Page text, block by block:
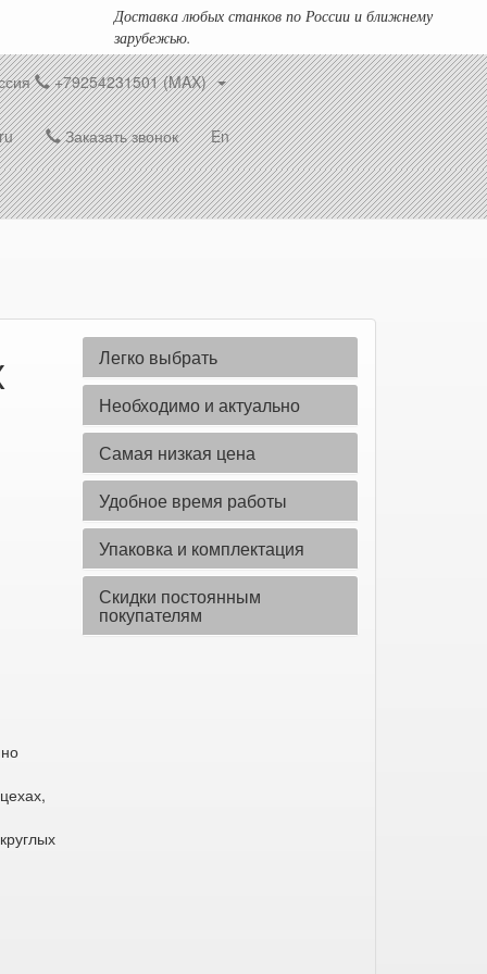
Доставка любых станков по России и ближнему
зарубежью.
+79254231501 (MAX)
Заказать звонок En
Легко выбрать
Необходимо и актуально
Самая низкая цена
Удобное время работы
Упаковка и комплектация
Скидки постоянным
покупателям